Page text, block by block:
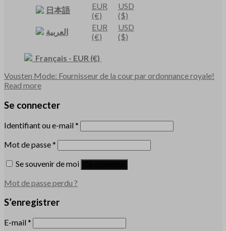
日本語
EUR
(€)
USD
($)
العربية
EUR
(€)
USD
($)
Français - EUR (€)
Vousten Mode: Fournisseur de la cour par ordonnance royale!
Read more
Se connecter
Identifiant ou e-mail*
Mot de passe*
Se souvenir de moi
Mot de passe perdu ?
S’enregistrer
E-mail*